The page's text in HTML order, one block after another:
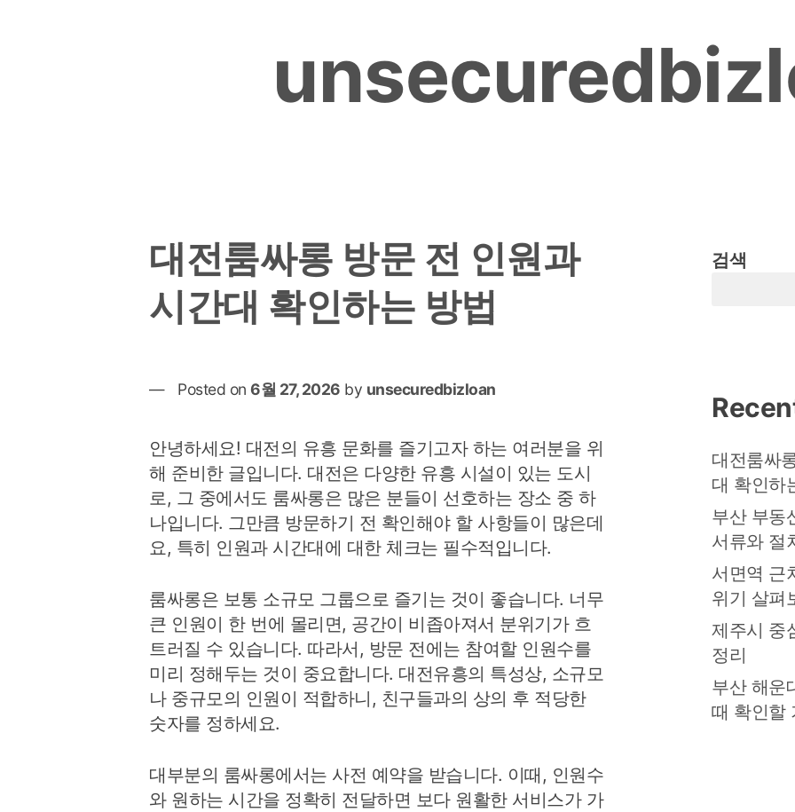
대전룸싸롱 방문 전 인원과
시간대 확인하는 방법
Posted on6월 27, 2026 by unsecuredbizloan
안녕하세요! 대전의 유흥 문화를 즐기고자 하는 여러분을 위
해 준비한 글입니다. 대전은 다양한 유흥 시설이 있는 도시
로, 그 중에서도 룸싸롱은 많은 분들이 선호하는 장소 중 하
나입니다. 그만큼 방문하기 전 확인해야 할 사항들이 많은데
요, 특히 인원과 시간대에 대한 체크는 필수적입니다.
룸싸롱은 보통 소규모 그룹으로 즐기는 것이 좋습니다. 너무
큰 인원이 한 번에 몰리면, 공간이 비좁아져서 분위기가 흐
트러질 수 있습니다. 따라서, 방문 전에는 참여할 인원수를
미리 정해두는 것이 중요합니다. 대전유흥의 특성상, 소규모
나 중규모의 인원이 적합하니, 친구들과의 상의 후 적당한
숫자를 정하세요.
대부분의 룸싸롱에서는 사전 예약을 받습니다. 이때, 인원수
와 원하는 시간을 정확히 전달하면 보다 원활한 서비스가 가
검색
대전룸싸
대 확인하
부산 부동
서류와 절
서면역 근
위기 살펴
제주시 중
정리
부산 해운
때 확인할